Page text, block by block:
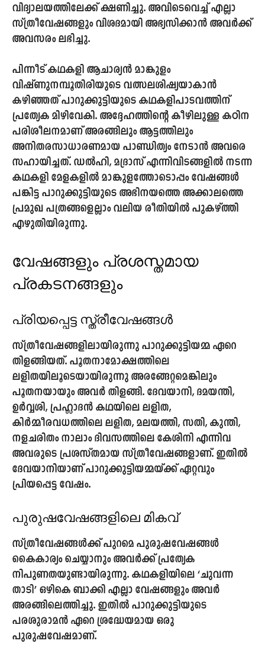
വിദ്യാലയത്തിലേക്ക് ക്ഷണിച്ചു. അവിടെവെച്ച് എല്ലാ
സ്ത്രീവേഷങ്ങളും വിശദമായി അഭ്യസിക്കാൻ അവർക്ക്
അവസരം ലഭിച്ചു.
പിന്നീട് കഥകളി ആചാര്യൻ മാങ്കുളം
വിഷ്ണുനമ്പൂതിരിയുടെ വത്സലശിഷ്യയാകാൻ
കഴിഞ്ഞത് പാറുക്കുട്ടിയുടെ കഥകളിപാടവത്തിന്
പ്രത്യേക മിഴിവേകി. അദ്ദേഹത്തിന്റെ കീഴിലുള്ള കഠിന
പരിശീലനമാണ് അരങ്ങിലും ആട്ടത്തിലും
അനിതരസാധാരണമായ പാണ്ഡിത്യം നേടാൻ അവരെ
സഹായിച്ചത്. ഡൽഹി, മദ്രാസ് എന്നിവിടങ്ങളിൽ നടന്ന
കഥകളി മേളകളിൽ മാങ്കുളത്തോടൊപ്പം വേഷങ്ങൾ
പങ്കിട്ട പാറുക്കുട്ടിയുടെ അഭിനയത്തെ അക്കാലത്തെ
പ്രമുഖ പത്രങ്ങളെല്ലാം വലിയ രീതിയിൽ പുകഴ്ത്തി
എഴുതിയിരുന്നു.
വേഷങ്ങളും പ്രശസ്തമായ
പ്രകടനങ്ങളും
പ്രിയപ്പെട്ട സ്ത്രീവേഷങ്ങൾ
സ്ത്രീവേഷങ്ങളിലായിരുന്നു പാറുക്കുട്ടിയമ്മ ഏറെ
തിളങ്ങിയത്. പൂതനാമോക്ഷത്തിലെ
ലളിതയിലൂടെയായിരുന്നു അരങ്ങേറ്റമെങ്കിലും
പൂതനയായും അവർ തിളങ്ങി. ദേവയാനി, ദമയന്തി,
ഉർവ്വശി, പ്രഹ്ലാദൻ കഥയിലെ ലളിത,
കിർമ്മീരവധത്തിലെ ലളിത, മലയത്തി, സതി, കുന്തി,
നളചരിതം നാലാം ദിവസത്തിലെ കേശിനി എന്നിവ
അവരുടെ പ്രശസ്തമായ സ്ത്രീവേഷങ്ങളാണ്. ഇതിൽ
ദേവയാനിയാണ്പാറുക്കുട്ടിയമ്മയ്ക്ക് ഏറ്റവും
പ്രിയപ്പെട്ട വേഷം.
പുരുഷവേഷങ്ങളിലെ മികവ്
സ്ത്രീവേഷങ്ങൾക്ക് പുറമെ പുരുഷവേഷങ്ങൾ
കൈകാര്യം ചെയ്യാനും അവർക്ക് പ്രത്യേക
നിപുണതയുണ്ടായിരുന്നു. കഥകളിയിലെ ‘ചുവന്ന
താടി’ ഒഴികെ ബാക്കി എല്ലാ വേഷങ്ങളും അവർ
അരങ്ങിലെത്തിച്ചു. ഇതിൽ പാറുക്കുട്ടിയുടെ
പരശുരാമൻ ഏറെ ശ്രദ്ധേയമായ ഒരു
പുരുഷവേഷമാണ്.